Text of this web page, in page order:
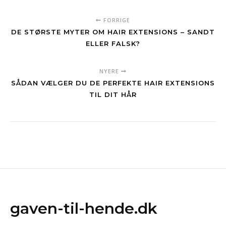
FORRIGE
DE STØRSTE MYTER OM HAIR EXTENSIONS – SANDT
ELLER FALSK?
NYERE
SÅDAN VÆLGER DU DE PERFEKTE HAIR EXTENSIONS
TIL DIT HÅR
gaven-til-hende.dk